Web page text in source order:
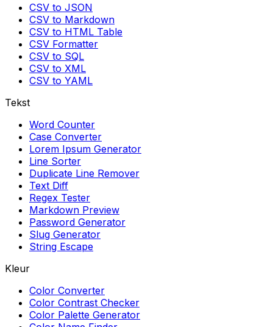
CSV to JSON
CSV to Markdown
CSV to HTML Table
CSV Formatter
CSV to SQL
CSV to XML
CSV to YAML
Tekst
Word Counter
Case Converter
Lorem Ipsum Generator
Line Sorter
Duplicate Line Remover
Text Diff
Regex Tester
Markdown Preview
Password Generator
Slug Generator
String Escape
Kleur
Color Converter
Color Contrast Checker
Color Palette Generator